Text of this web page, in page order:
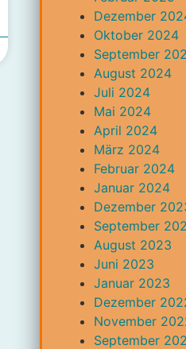
Dezember
Oktober 2024
September
August 2024
Juli 2024
Mai 2024
April 2024
März 2024
Februar 2024
Januar 2024
Dezember
September
August 2023
Juni 2023
Januar 2023
Dezember
November
September